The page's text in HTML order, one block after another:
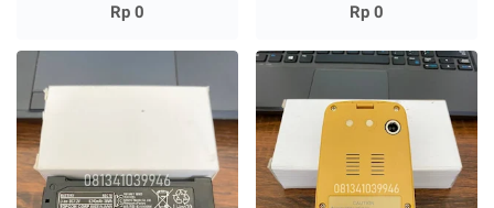
Rp 0 Rp 0